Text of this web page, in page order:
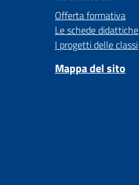
Offerta formativa
Le schede didattiche
I progetti delle classi
Mappa del sito